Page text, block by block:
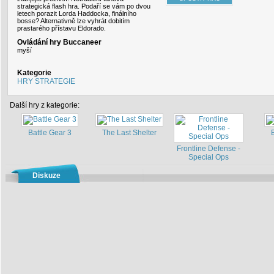
strategická flash hra. Podaří se vám po dvou
letech porazit Lorda Haddocka, finálního
bosse? Alternativně lze vyhrát dobitím
prastarého přístavu Eldorado.
Ovládání hry Buccaneer
myší
Kategorie
HRY STRATEGIE
Další hry z kategorie:
Battle Gear 3
The Last Shelter
Frontline Defense -
Special Ops
Diskuze